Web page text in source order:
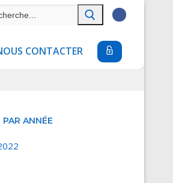
CONTACTER
PAR ANNÉE